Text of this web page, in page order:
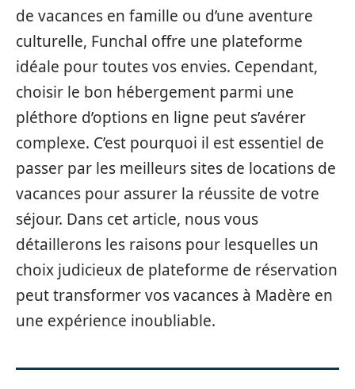
de vacances en famille ou d’une aventure
culturelle, Funchal offre une plateforme
idéale pour toutes vos envies. Cependant,
choisir le bon hébergement parmi une
pléthore d’options en ligne peut s’avérer
complexe. C’est pourquoi il est essentiel de
passer par les meilleurs sites de locations de
vacances pour assurer la réussite de votre
séjour. Dans cet article, nous vous
détaillerons les raisons pour lesquelles un
choix judicieux de plateforme de réservation
peut transformer vos vacances à Madère en
une expérience inoubliable.